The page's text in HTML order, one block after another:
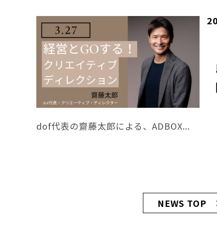
dof代表の齋藤太郎による、ADBOX...
NEWS TOP